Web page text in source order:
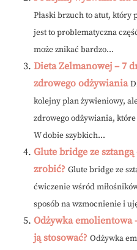
Płaski brzuch to atut, który
jest to problematyczna
może znikać bardzo...
Dieta Zelmanowej – 7
zdrowego odżywiania
kolejny plan żywieniowy,
zdrowego odżywiania,
W dobie szybkich...
Glute bridge ze
zrobić? Glute bridge ze
ćwiczenie wśród
sposób na wzmocnienie i
Odżywka emolientowa
ją stosować? Odżywka